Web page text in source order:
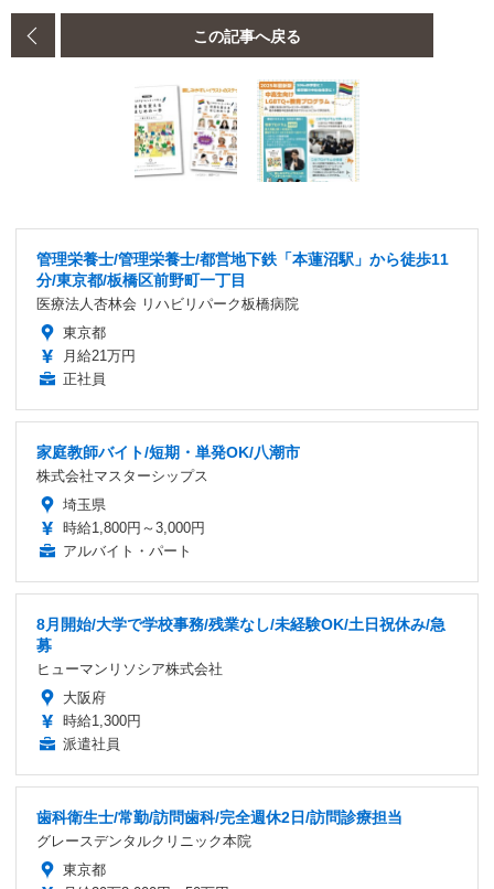
この記事へ戻る
管理栄養士/管理栄養士/都営地下鉄「本蓮沼駅」から徒歩11
分/東京都/板橋区前野町一丁目
医療法人杏林会 リハビリパーク板橋病院
東京都
月給21万円
正社員
家庭教師バイト/短期・単発OK/八潮市
株式会社マスターシップス
埼玉県
時給1,800円～3,000円
アルバイト・パート
8月開始/大学で学校事務/残業なし/未経験OK/土日祝休み/急
募
ヒューマンリソシア株式会社
大阪府
時給1,300円
派遣社員
歯科衛生士/常勤/訪問歯科/完全週休2日/訪問診療担当
グレースデンタルクリニック本院
東京都